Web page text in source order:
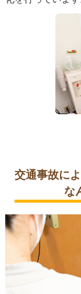
交通事故に
な